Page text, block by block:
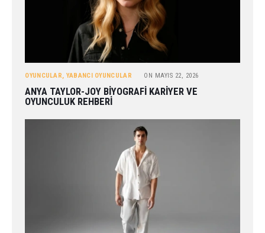
OYUNCULAR, YABANCI OYUNCULAR ON MAYIS 22, 2026
ANYA TAYLOR-JOY BIYOGRAFI KARIYER VE
OYUNCULUK REHBERI